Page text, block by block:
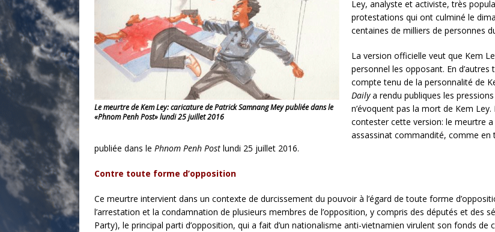
Le meurtre de Kem Ley: caricature de Patrick Samnang Mey publiée dans le
«Phnom Penh Post» lundi 25 juillet 2016
Ley, analyste et activiste, très
protestations qui ont culminé le
centaines de milliers de personnes
La version officielle veut que Kem
personnel les opposant. En d’autres
compte tenu de la personnalité de
Dailya rendu publiques les
n’évoquent pas la mort de Kem
contester cette version: le meurtre
assassinat commandité, comme
publiée dans le Phnom Penh Post lundi 25 juillet 2016.
Contre toute forme d’opposition
Ce meurtre intervient dans un contexte de durcissement du pouvoir à l’égard de toute forme
l’arrestation et la condamnation de plusieurs membres de l’opposition, y compris des députés et des
Party), le principal parti d’opposition, qui a fait d’un nationalisme anti-vietnamien virulent son fonds de